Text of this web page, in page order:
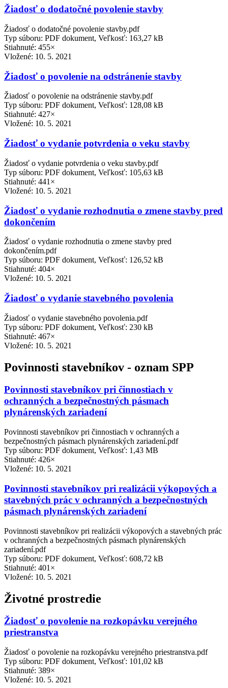
Žiadosť o dodatočné povolenie stavby
Žiadosť o dodatočné povolenie stavby.pdf
Typ súboru: PDF dokument, Veľkosť: 163,27 kB
Stiahnuté: 455×
Vložené: 10. 5. 2021
Žiadosť o povolenie na odstránenie stavby
Žiadosť o povolenie na odstránenie stavby.pdf
Typ súboru: PDF dokument, Veľkosť: 128,08 kB
Stiahnuté: 427×
Vložené: 10. 5. 2021
Žiadosť o vydanie potvrdenia o veku stavby
Žiadosť o vydanie potvrdenia o veku stavby.pdf
Typ súboru: PDF dokument, Veľkosť: 105,63 kB
Stiahnuté: 441×
Vložené: 10. 5. 2021
Žiadosť o vydanie rozhodnutia o zmene stavby pred
dokončením
Žiadosť o vydanie rozhodnutia o zmene stavby pred
dokončením.pdf
Typ súboru: PDF dokument, Veľkosť: 126,52 kB
Stiahnuté: 404×
Vložené: 10. 5. 2021
Žiadosť o vydanie stavebného povolenia
Žiadosť o vydanie stavebného povolenia.pdf
Typ súboru: PDF dokument, Veľkosť: 230 kB
Stiahnuté: 467×
Vložené: 10. 5. 2021
Povinnosti stavebníkov - oznam SPP
Povinnosti stavebníkov pri činnostiach v
ochranných a bezpečnostných pásmach
plynárenských zariadení
Povinnosti stavebníkov pri činnostiach v ochranných a
bezpečnostných pásmach plynárenských zariadení.pdf
Typ súboru: PDF dokument, Veľkosť: 1,43 MB
Stiahnuté: 426×
Vložené: 10. 5. 2021
Povinnosti stavebníkov pri realizácii výkopových a
stavebných prác v ochranných a bezpečnostných
pásmach plynárenských zariadení
Povinnosti stavebníkov pri realizácii výkopových a stavebných prác
v ochranných a bezpečnostných pásmach plynárenských
zariadení.pdf
Typ súboru: PDF dokument, Veľkosť: 608,72 kB
Stiahnuté: 401×
Vložené: 10. 5. 2021
Životné prostredie
Žiadosť o povolenie na rozkopávku verejného
priestranstva
Žiadosť o povolenie na rozkopávku verejného priestranstva.pdf
Typ súboru: PDF dokument, Veľkosť: 101,02 kB
Stiahnuté: 389×
Vložené: 10. 5. 2021